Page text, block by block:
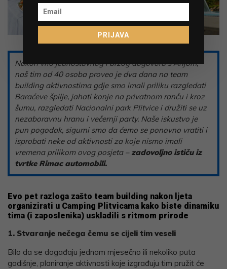
Nakon vrlo jednostavnog i brzog dogovora s Anjom,
naš tim od 40 osoba proveo je dva dana na team
building aktivnostima gdje smo imali priliku razgledati
Baraćeve špilje, jahati konje na privatnom ranču i kroz
šumu, razgledati Nacionalni park Plitvice i družiti se uz
nezaboravnu hranu i večernji party. Naše iskustvo je
pun pogodak, sigurni smo da ćemo se ponovno vratiti i
isprobati neke od aktivnosti za koje nismo imali
vremena prilikom ovog posjeta – zadovoljno ističu iz
tvrtke Rimac automobili.
Evo pet razloga zašto team building nakon ljeta
organizirati u Camping Plitvicama kako biste dinamiku
tima (i zaposlenika) uskladili s ritmom prirode
1. Stvaranje nečega čemu se cijeli tim veseli
Bilo da se događaju jednom mjesečno ili nekoliko puta
godišnje, planiranje aktivnosti koje izgrađuju tim pružit će
PRIJAVA